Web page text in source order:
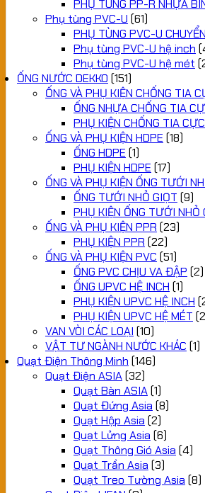
PHỤ TÙNG PP-R NHỰA
Phụ tùng PVC-U (61)
PHỤ TÙNG PVC-U
Phụ tùng PVC-U hệ inch
Phụ tùng PVC-U hệ mét
ỐNG NƯỚC DEKKO (151)
ỐNG VÀ PHỤ KIỆN CHỐNG TIA
ỐNG NHỰA CHỐNG TIA
PHỤ KIỆN CHỐNG TIA
ỐNG VÀ PHỤ KIỆN HDPE (18)
ỐNG HDPE (1)
PHỤ KIỆN HDPE (17)
ỐNG VÀ PHỤ KIỆN ỐNG TƯỚI
ỐNG TƯỚI NHỎ GIỌT (9)
PHỤ KIỆN ỐNG TƯỚI NHỎ
ỐNG VÀ PHỤ KIỆN PPR (23)
PHỤ KIỆN PPR (22)
ỐNG VÀ PHỤ KIỆN PVC (51)
ỐNG PVC CHỊU VA ĐẬP (2)
ỐNG UPVC HỆ INCH (1)
PHỤ KIỆN UPVC HỆ INCH
PHỤ KIỆN UPVC HỆ MÉT
VAN VÒI CÁC LOẠI (10)
VẬT TƯ NGÀNH NƯỚC KHÁC (1)
Quạt Điện Thông Minh (146)
Quạt Điện ASIA(32)
Quạt Bàn ASIA(1)
Quạt Đứng Asia (8)
Quạt Hộp Asia (2)
Quạt Lửng Asia (6)
Quạt Thông Gió Asia (4)
Quạt Trần Asia (3)
Quạt Treo Tường Asia (8)